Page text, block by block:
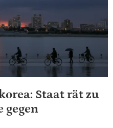
Staat rät zu
gegen